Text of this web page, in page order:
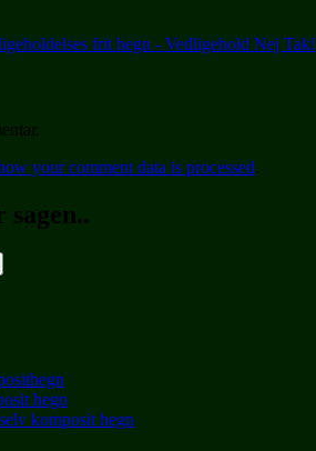
frit hegn - Vedligehold Nej Tak!
your comment data is processed.
hegn
komposit hegn